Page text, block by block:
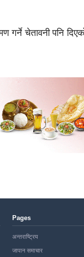
गर्ने चेतावनी पनि
Pages
अन्तराष्ट्रिय
जापान समाचार